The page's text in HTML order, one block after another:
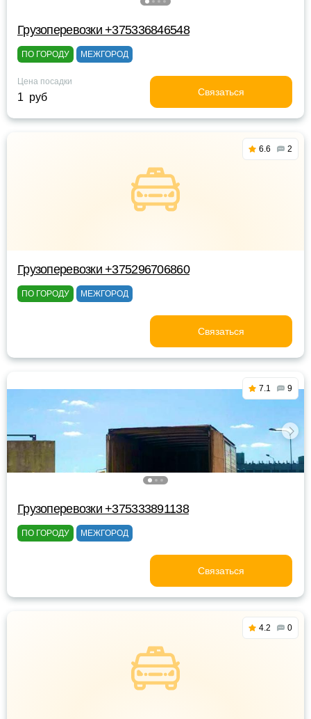
Грузоперевозки +375336846548
ПО ГОРОДУ МЕЖГОРОД
Цена посадки
1 руб Связаться
6.6 2
Грузоперевозки +375296706860
ПО ГОРОДУ МЕЖГОРОД
Связаться
7.1 9
Грузоперевозки +375333891138
ПО ГОРОДУ МЕЖГОРОД
Связаться
4.2 0